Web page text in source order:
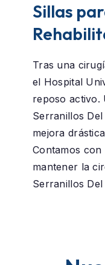
Sillas
Tras una
el Hospital
reposo activo.
Serranillos Del
mejora
Contamos
mantener la
Serranillos Del